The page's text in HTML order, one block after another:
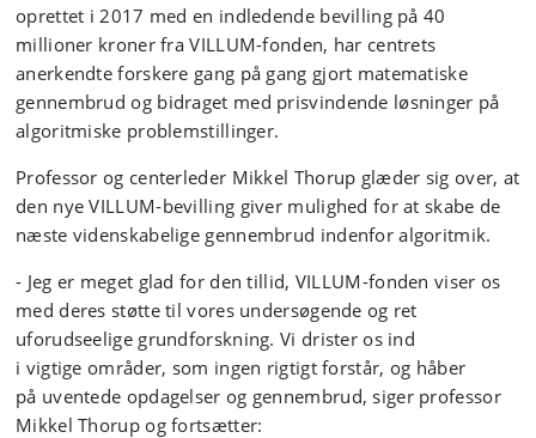
oprettet i 2017 med en indledende bevilling på 40
millioner kroner fra VILLUM-fonden, har centrets
anerkendte forskere gang på gang gjort matematiske
gennembrud og bidraget med prisvindende løsninger på
algoritmiske problemstillinger.
Professor og centerleder Mikkel Thorup glæder sig over, at
den nye VILLUM-bevilling giver mulighed for at skabe de
næste videnskabelige gennembrud indenfor algoritmik.
- Jeg er meget glad for den tillid, VILLUM-fonden viser os
med deres støtte til vores undersøgende og ret
uforudseelige grundforskning. Vi drister os ind
i vigtige områder, som ingen rigtigt forstår, og håber
på uventede opdagelser og gennembrud, siger professor
Mikkel Thorup og fortsætter: